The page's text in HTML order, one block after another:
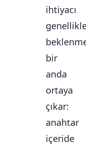
ihtiyacı
bir
anda
ortaya
çıkar:
anahtar
içeride